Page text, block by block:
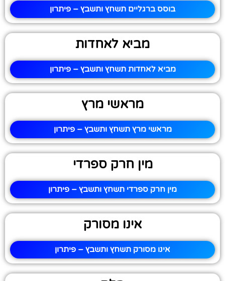
בוסס ברגליים תשחץ ותשבץ – פיתרון
מביא לאחדות
מביא לאחדות תשחץ ותשבץ – פיתרון
מראשי מרץ
מראשי מרץ תשחץ ותשבץ – פיתרון
מין חרק ספרדי
מין חרק ספרדי תשחץ ותשבץ – פיתרון
אינו מסורק
אינו מסורק תשחץ ותשבץ – פיתרון